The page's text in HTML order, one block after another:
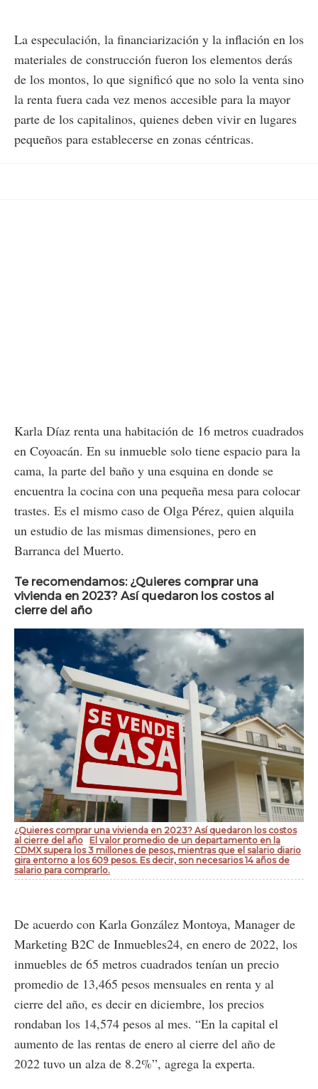
La especulación, la financiarización y la inflación en los
materiales de construcción fueron los elementos derás
de los montos, lo que significó que no solo la venta sino
la renta fuera cada vez menos accesible para la mayor
parte de los capitalinos, quienes deben vivir en lugares
pequeños para establecerse en zonas céntricas.
Karla Díaz renta una habitación de 16 metros cuadrados
en Coyoacán. En su inmueble solo tiene espacio para la
cama, la parte del baño y una esquina en donde se
encuentra la cocina con una pequeña mesa para colocar
trastes. Es el mismo caso de Olga Pérez, quien alquila
un estudio de las mismas dimensiones, pero en
Barranca del Muerto.
Te recomendamos: ¿Quieres comprar una
vivienda en 2023? Así quedaron los costos al
cierre del año
¿Quieres comprar una vivienda en 2023? Así quedaron los costos
al cierre del año El valor promedio de un departamento en la
CDMX supera los 3 millones de pesos, mientras que el salario diario
gira entorno a los 609 pesos. Es decir, son necesarios 14 años de
salario para comprarlo.
De acuerdo con Karla González Montoya, Manager de
Marketing B2C de Inmuebles24, en enero de 2022, los
inmuebles de 65 metros cuadrados tenían un precio
promedio de 13,465 pesos mensuales en renta y al
cierre del año, es decir en diciembre, los precios
rondaban los 14,574 pesos al mes. “En la capital el
aumento de las rentas de enero al cierre del año de
2022 tuvo un alza de 8.2%”, agrega la experta.